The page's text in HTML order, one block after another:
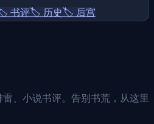
书评🏷️ 历史🏷️ 后宫
、小说书评。告别书荒，从这里